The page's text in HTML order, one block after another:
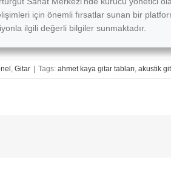
için önemli fırsatlar sunan bir
ilgili değerli bilgiler sunmaktadır.
, Gitar Tags: ahmet kaya gitar tabları, akustik